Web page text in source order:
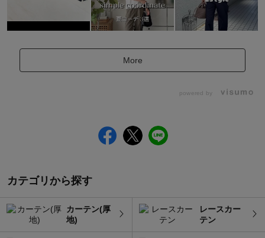
More
powered by
カテゴリから探す
カーテン(厚
地)
レースカー
テン